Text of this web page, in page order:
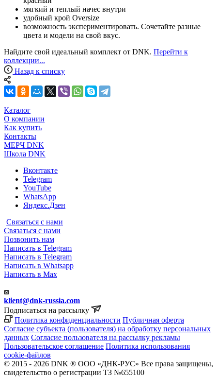
мягкий и теплый начес внутри
удобный крой Oversize
возможность экспериментировать. Сочетайте разные
цвета и модели на свой вкус.
Найдите свой идеальный комплект от DNK. Перейти к
коллекции...
Назад к списку
Каталог
О компании
Как купить
Контакты
МЕРЧ DNK
Школа DNK
Вконтакте
Telegram
YouTube
WhatsApp
Яндекс.Дзен
Связаться с нами
Связаться с нами
Позвонить нам
Написать в Telegram
Написать в Telegram
Написать в Whatsapp
Написать в Max
klient@dnk-russia.com
Подписаться на рассылку
Политика конфиденциальности Публичная оферта
Согласие субъекта (пользователя) на обработку персональных
данных Согласие пользователя на рассылку рекламы
Пользовательское соглашение Политика использования
cookie-файлов
© 2015 - 2026 DNK ® ООО «ДНК-РУС» Все права защищены,
свидетельство о регистрации ТЗ №655100